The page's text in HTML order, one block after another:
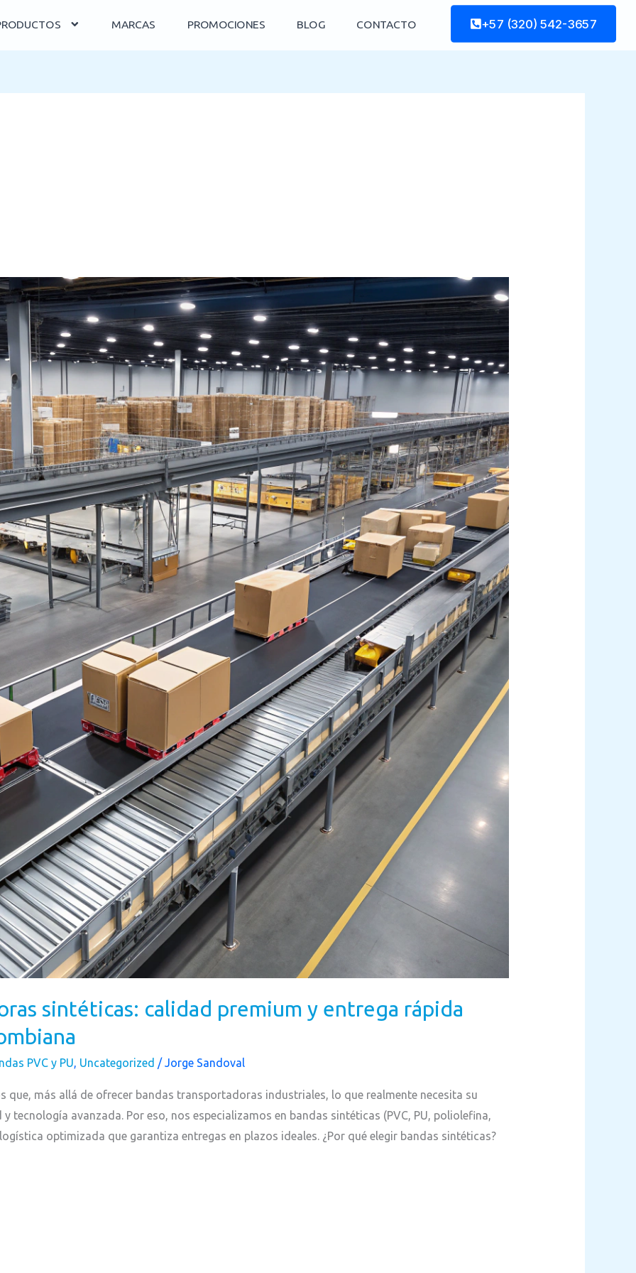
MARCAS PROMOCIONES BLOG CONTACTO +57 (320) 542-3657
sintéticas: calidad premium y entrega rápida
PVC y PU, Uncategorized /Jorge Sandoval
que, más allá de ofrecer bandas transportadoras industriales, lo que realmente necesita su
tecnología avanzada. Por eso, nos especializamos en bandas sintéticas (PVC, PU, poliolefina,
optimizada que garantiza entregas en plazos ideales. ¿Por qué elegir bandas sintéticas?